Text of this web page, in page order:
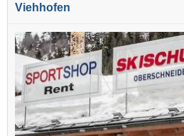
Viehhofen